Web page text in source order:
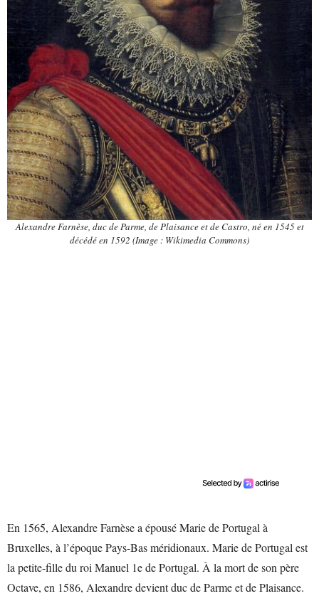
Alexandre Farnèse, duc de Parme, de Plaisance et de Castro, né en 1545 et
décédé en 1592 (Image : Wikimedia Commons)
En 1565, Alexandre Farnèse a épousé Marie de Portugal à
Bruxelles, à l’époque Pays-Bas méridionaux. Marie de Portugal est
la petite-fille du roi Manuel 1e de Portugal. À la mort de son père
Octave, en 1586, Alexandre devient duc de Parme et de Plaisance.